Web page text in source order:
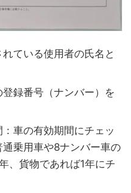
ている使用者の氏名と
録番号（ナンバー）を
車の有効期間にチェッ
乗用車や8ナンバー車の
、貨物であれば1年にチ